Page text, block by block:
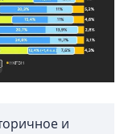
и